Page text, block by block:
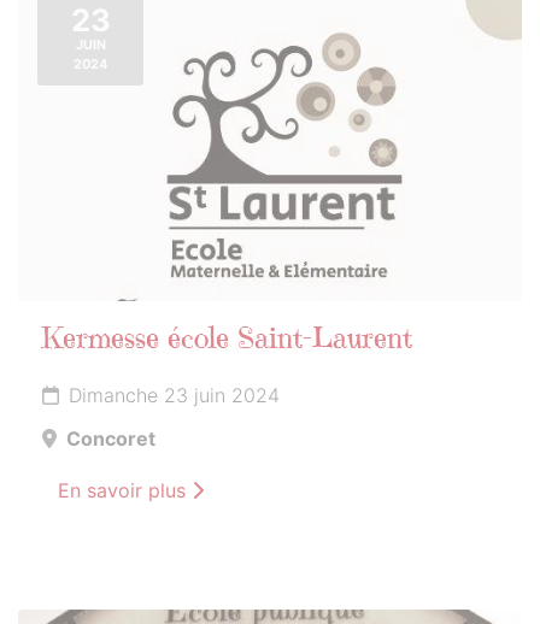
23
JUIN
2024
Kermesse école Saint-Laurent
Dimanche 23 juin 2024
Concoret
En savoir plus